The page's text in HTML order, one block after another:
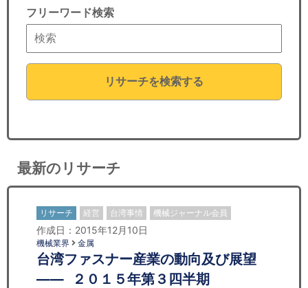
リサーチ
セミナー
フリーワード検索
リサーチを検索する
最新のリサーチ
リサーチ 経営 台湾事情 機械ジャーナル会員
作成日：2015年12月10日
機械業界 金属
台湾ファスナー産業の動向及び展望
—— ２０１５年第３四半期